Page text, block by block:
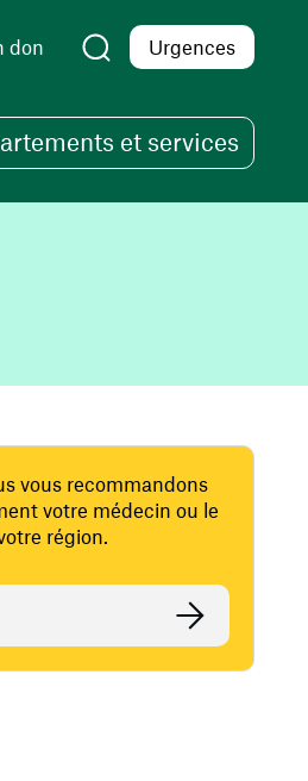
don Urgences
et services
vous recommandons
votre médecin ou le
région.